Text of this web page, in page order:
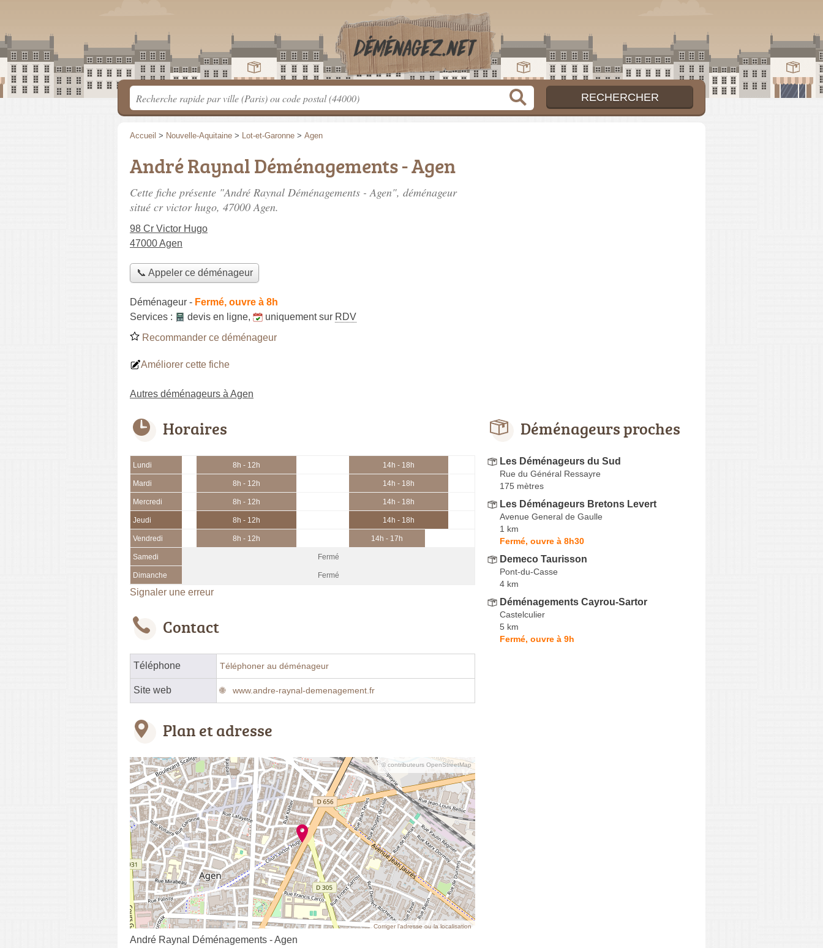
Accueil > Nouvelle-Aquitaine > Lot-et-Garonne > Agen
André Raynal Déménagements - Agen
Cette fiche présente "André Raynal Déménagements - Agen", déménageur
situé cr victor hugo, 47000 Agen.
98 Cr Victor Hugo
47000 Agen
📞 Appeler ce déménageur
Déménageur - Fermé, ouvre à 8h
Services :
devis en ligne, uniquement sur RDV
Recommander ce déménageur
Améliorer cette fiche
Autres déménageurs à Agen
Horaires
Lundi 8h - 12h 14h - 18h
Mardi 8h - 12h 14h - 18h
Mercredi 8h - 12h 14h - 18h
Jeudi 8h - 12h 14h - 18h
Vendredi 8h - 12h 14h - 17h
Samedi Fermé
Dimanche Fermé
Signaler une erreur
Contact
Téléphone Téléphoner au déménageur
Site web www.andre-raynal-demenagement.fr
Plan et adresse
© contributeurs OpenStreetMap
Corriger l’adresse ou la localisation
André Raynal Déménagements - Agen
Déménageurs proches
Les Déménageurs du Sud
Rue du Général Ressayre
175 mètres
Les Déménageurs Bretons Levert
Avenue General de Gaulle
1 km
Fermé, ouvre à 8h30
Demeco Taurisson
Pont-du-Casse
4 km
Déménagements Cayrou-Sartor
Castelculier
5 km
Fermé, ouvre à 9h